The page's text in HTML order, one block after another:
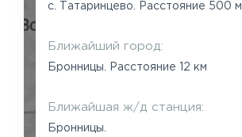
с. Татаринцево. Расстояние 500 м
Ближайший город:
Бронницы. Расстояние 12 км
Ближайшая ж/д станция:
Бронницы.